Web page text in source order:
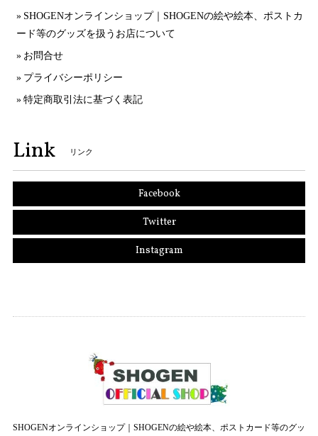
SHOGENオンラインショップ｜SHOGENの絵や絵本、ポストカ
ード等のグッズを扱うお店について
お問合せ
プライバシーポリシー
特定商取引法に基づく表記
Link リンク
Facebook
Twitter
Instagram
SHOGENオンラインショップ｜SHOGENの絵や絵本、ポストカード等のグッ